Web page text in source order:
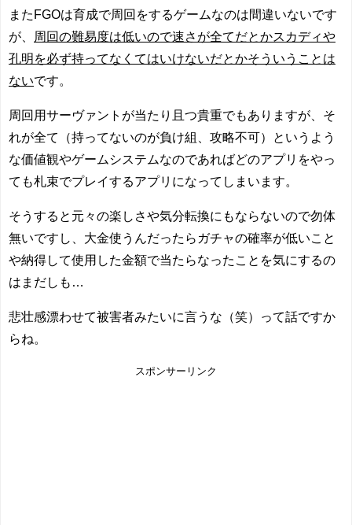
またFGOは育成で周回をするゲームなのは間違いないです
が、
周回の難易度は低いので速さが全てだとかスカディや
孔明を必ず持ってなくてはいけないだとかそういうことは
ないです。
周回用サーヴァントが当たり且つ貴重でもありますが、そ
れが全て（持ってないのが負け組、攻略不可）というよう
な価値観やゲームシステムなのであればどのアプリをやっ
ても札束でプレイするアプリになってしまいます。
そうすると元々の楽しさや気分転換にもならないので勿体
無いですし、大金使うんだったらガチャの確率が低いこと
や納得して使用した金額で当たらなったことを気にするの
はまだしも…
悲壮感漂わせて被害者みたいに言うな（笑）って話ですか
らね。
スポンサーリンク